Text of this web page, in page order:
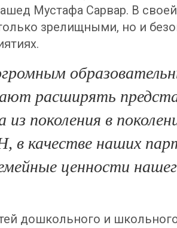
Мустафа Сарвар. В
зрелищными, но и
расширять
поколения в
наших
ценности
дошкольного и